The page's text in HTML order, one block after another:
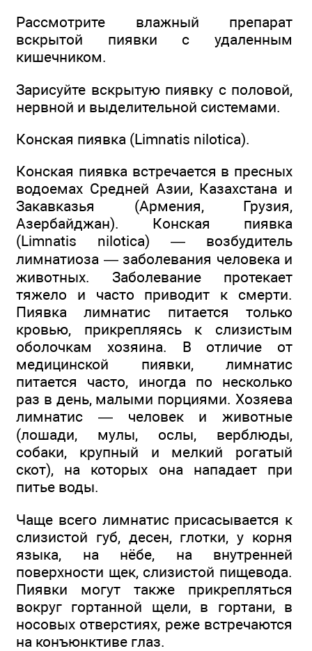
Рассмотрите влажный препарат
вскрытой пиявки с удаленным
кишечником.
Зарисуйте вскрытую пиявку с половой,
нервной и выделительной системами.
Конская пиявка (Limnatis nilotica).
Конская пиявка встречается в пресных
водоемах Средней Азии, Казахстана и
Закавказья (Армения, Грузия,
Азербайджан). Конская пиявка
(Limnatis nilotica) — возбудитель
лимнатиоза — заболевания человека и
животных. Заболевание протекает
тяжело и часто приводит к смерти.
Пиявка лимнатис питается только
кровью, прикрепляясь к слизистым
оболочкам хозяина. В отличие от
медицинской пиявки, лимнатис
питается часто, иногда по несколько
раз в день, малыми порциями. Хозяева
лимнатис — человек и животные
(лошади, мулы, ослы, верблюды,
собаки, крупный и мелкий рогатый
скот), на которых она нападает при
питье воды.
Чаще всего лимнатис присасывается к
слизистой губ, десен, глотки, у корня
языка, на нёбе, на внутренней
поверхности щек, слизистой пищевода.
Пиявки могут также прикрепляться
вокруг гортанной щели, в гортани, в
носовых отверстиях, реже встречаются
на конъюнктиве глаз.